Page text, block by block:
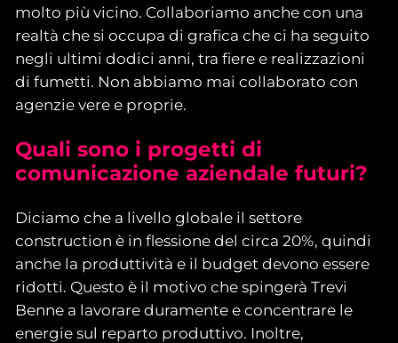
molto più vicino. Collaboriamo anche con una
realtà che si occupa di grafica che ci ha seguito
negli ultimi dodici anni, tra fiere e realizzazioni
di fumetti. Non abbiamo mai collaborato con
agenzie vere e proprie.
Quali sono i progetti di
comunicazione aziendale futuri?
Diciamo che a livello globale il settore
construction è in flessione del circa 20%, quindi
anche la produttività e il budget devono essere
ridotti. Questo è il motivo che spingerà Trevi
Benne a lavorare duramente e concentrare le
energie sul reparto produttivo. Inoltre,